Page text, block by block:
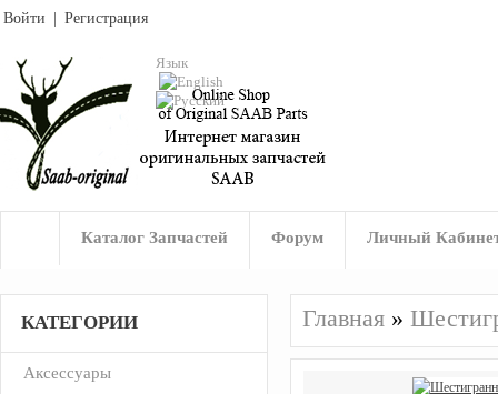
Войти Регистрация
Язык
Каталог Запчастей Форум Личный
КАТЕГОРИИ
Аксессуары
Главная »